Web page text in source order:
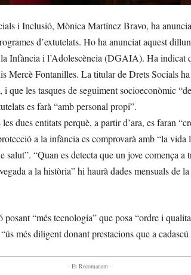
i Inclusió, Mònica Martínez Bravo, ha
d’extutelats. Ho ha anunciat aquest
Infància i l’Adolescència (DGAIA). Ha indicat
Mercè Fontanilles. La titular de Drets Socials
que les tasques de seguiment socioeconòmic
es farà “amb personal propi”.
dues entitats perquè, a partir d’ara, es faran
a la infància es comprovarà amb “la vida
“Quan es detecta que un jove comença a
a la història” hi haurà dades mensuals de
“més tecnologia” que posa “ordre i
més diligent donant prestacions que a
- Et Recomanem -